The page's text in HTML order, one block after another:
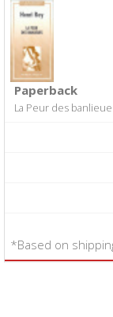
Paperback
La Peur des
*Based on